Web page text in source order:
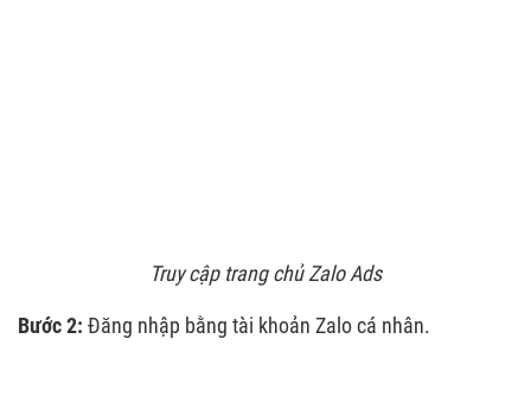
Truy cập trang chủ Zalo Ads
Bước 2: Đăng nhập bằng tài khoản Zalo cá nhân.